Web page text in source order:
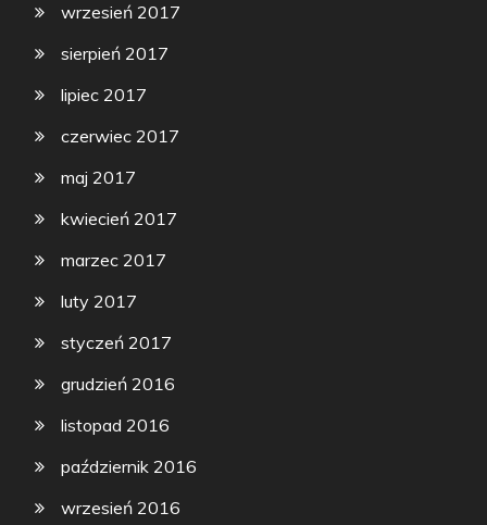
wrzesień 2017
sierpień 2017
lipiec 2017
czerwiec 2017
maj 2017
kwiecień 2017
marzec 2017
luty 2017
styczeń 2017
grudzień 2016
listopad 2016
październik 2016
wrzesień 2016